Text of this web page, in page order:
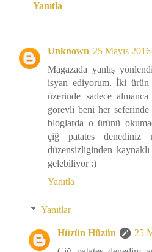
Yanıtla
Unknown 25 Mayıs
Magazada yanlış
isyan ediyorum. İki ürün
üzerinde sadece
görevli beni her
bloglarda o ürünü
çiğ patates
düzensizliginden
gelebiliyor :)
Yanıtla
Yanıtlar
Hüzün Hüzün
25